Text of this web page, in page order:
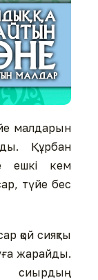
малдарын
Құрбан
ешкі кем
түйе бес
қой сияқты
жарайды.
сиырдың